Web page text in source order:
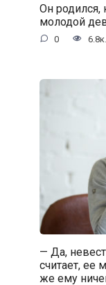
Он родился,
молодой
0 6.8к.
— Да,
считает, ее
же ему